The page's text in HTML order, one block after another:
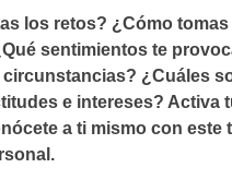
los retos? ¿Cómo
sentimientos te
¿Cuáles
e intereses? Activa
a ti mismo con este